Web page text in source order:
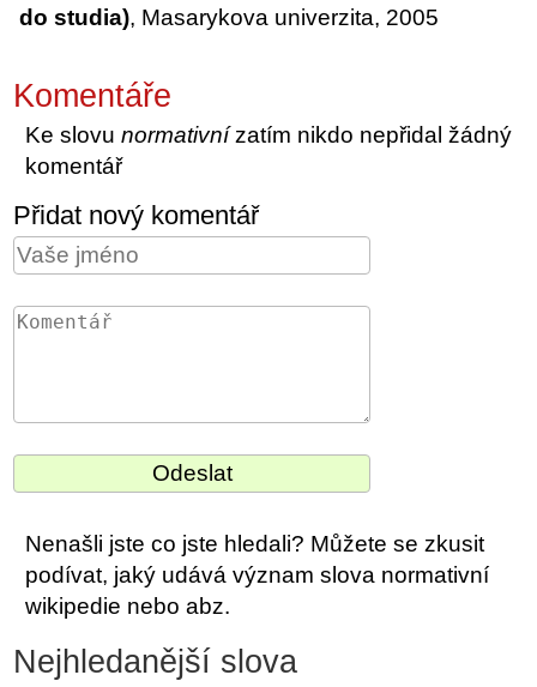
do studia), Masarykova univerzita, 2005
Komentáře
Ke slovunormativnízatím nikdo nepřidal žádný
komentář
Přidat nový komentář
Nenašli jste co jste hledali? Můžete se zkusit
podívat, jaký udává význam slova normativní
wikipedie nebo abz.
Nejhledanější slova